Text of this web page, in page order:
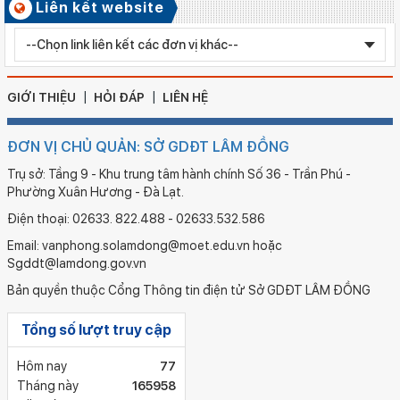
Số ký hiệu: 2596/QĐ-SGDĐT
Ngày ban hành: 05/08/2026
QĐ công nhận KĐCLGD Trường Mẫu giáo Họa My, xã bắc
Ruộng
Liên kết website
GIỚI THIỆU HỎI ĐÁP LIÊN HỆ
ĐƠN VỊ CHỦ QUẢN: SỞ GDĐT LÂM ĐỒNG
Trụ sở: Tầng 9 - Khu trung tâm hành chính Số 36 - Trần Phú -
Phường Xuân Hương - Đà Lạt.
Điện thoại: 02633. 822.488 - 02633.532.586
Email: vanphong.solamdong@moet.edu.vn hoặc
Sgddt@lamdong.gov.vn
Bản quyền thuộc Cổng Thông tin điện tử Sở GDĐT LÂM ĐỒNG
Tổng số lượt truy cập
Hôm nay
77
Tháng này
165958